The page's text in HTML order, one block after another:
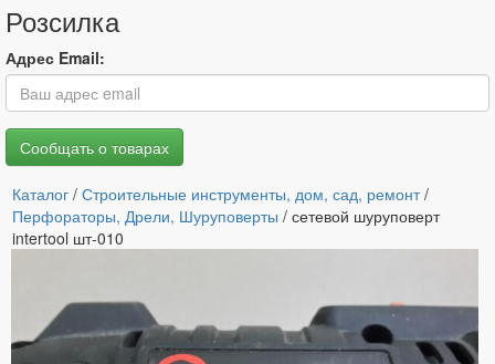
Розсилка
Адрес Email:
Каталог / Строительные инструменты, дом, сад, ремонт/
Перфораторы, Дрели, Шуруповерты / сетевой шуруповерт
intertool шт-010